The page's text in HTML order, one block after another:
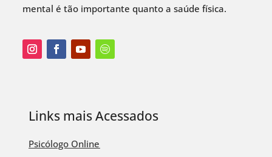
mental é tão importante quanto a saúde física.
Links mais Acessados
Psicólogo Online